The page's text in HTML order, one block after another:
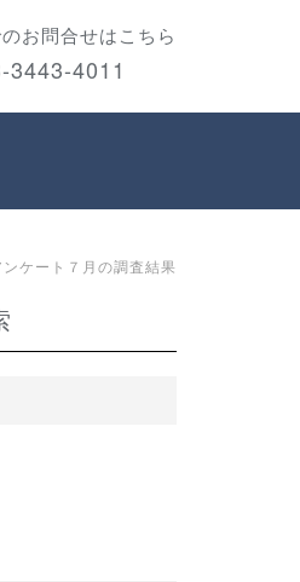
お問合せはこちら
3443-4011
ケート７月の調査結果